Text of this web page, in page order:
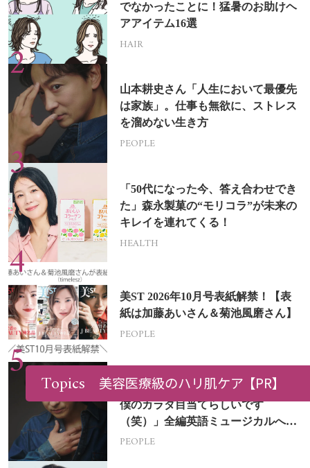
でなかったことに！猛暑のお助けヘ
アアイテム16選
HAIR
山本耕史さん「人生において最優先
は家族」。仕事も無欲に、ストレス
を溜めない生き方
PEOPLE
「50代になった今、答え合わせでき
た」森永製菓の“モリコラ”が未来の
キレイを連れてくる！
HEALTH
美ST 2026年10月号表紙解禁！【表
紙は加藤あいさん＆菊池風磨さん】
PEOPLE
山本耕史さん（49歳）「オファーは
僕のカラダ目当てらしいです
（笑）」全編英語ミュージカルへの
挑戦
PEOPLE
Topics 美容医療級のハリ肌ケア【PR】